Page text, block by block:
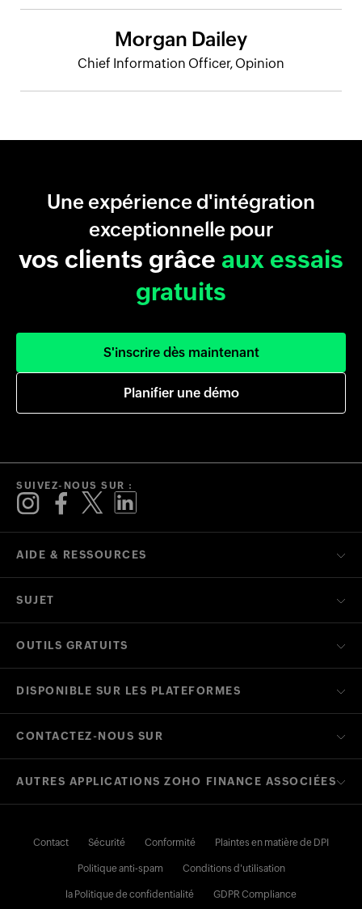
Morgan Dailey
Chief Information Officer, Opinion
Une expérience d'intégration
exceptionnelle pour
vos clients grâce aux essais
gratuits
S'inscrire dès maintenant
Planifier une démo
AIDE & RESSOURCES
SUJET
OUTILS GRATUITS
DISPONIBLE SUR LES PLATEFORMES
CONTACTEZ-NOUS SUR
SUIVEZ-NOUS SUR :
AUTRES APPLICATIONS ZOHO FINANCE ASSOCIÉES
Contact Sécurité Conformité Plaintes en matière de DPI
Politique anti-spam Conditions d'utilisation
la Politique de confidentialité GDPR Compliance